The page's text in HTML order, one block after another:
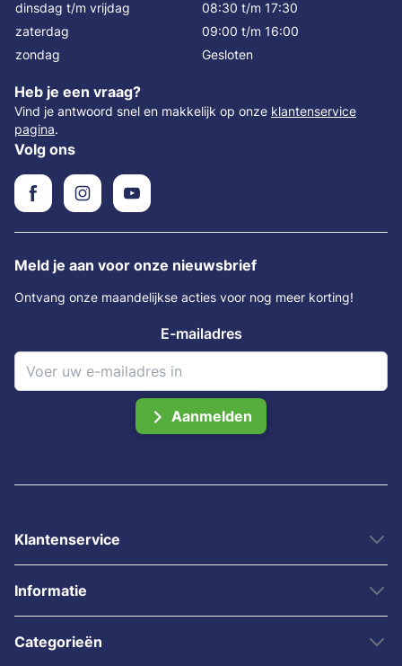
dinsdag t/m vrijdag
08:30 t/m 17:30
zaterdag
09:00 t/m 16:00
zondag
Gesloten
Heb je een vraag?
Vind je antwoord snel en makkelijk op onze klantenservice
pagina.
Volg ons
Meld je aan voor onze nieuwsbrief
Ontvang onze maandelijkse acties voor nog meer korting!
E-mailadres
Aanmelden
Klantenservice
Informatie
Categorieën